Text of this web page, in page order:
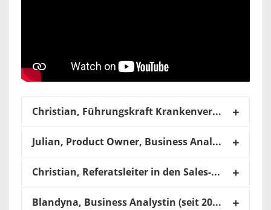
Christian, Führungskraft Krankenversicherung/Technik (seit 2013 bei uns):
Julian, Product Owner, Business Analyst (seit 2020 bei uns):
Christian, Referatsleiter in den Sales-Services (seit 1996 bei uns):
Blandyna, Business Analystin (seit 2020 bei uns):